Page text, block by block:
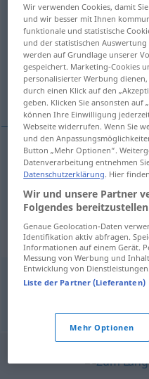
zuoberst adv
Übersicht aller
(Für mehr Details die
en lo más alto,
en lo másalto,encimade
das Unterste zuoberstkehren
Wir verwenden Cookies, damit
und wir besser mit Ihnen
funktionale und statistische
und der statistischen
werden auf Grundlage unserer
gespeichert. Marketing-Cookies
personalisierter Werbung
durch einen Klick auf den
geben. Klicken Sie ansonsten auf
können Ihre Einwilligung
Webseite widerrufen. Wenn Sie
und den
Button „Mehr Optionen“.
Datenverarbeitung entnehmen
Datenschutzerklärung. Hier
Wir und unsere Partner
Folgendes
Genaue Geolocation-Daten
Identifikation aktiv abfragen.
Informationen auf einem Gerät.
Messung von Werbung und
Entwicklung von Dienstleistungen.
Liste der Partner (Lieferanten)
Mehr Optionen